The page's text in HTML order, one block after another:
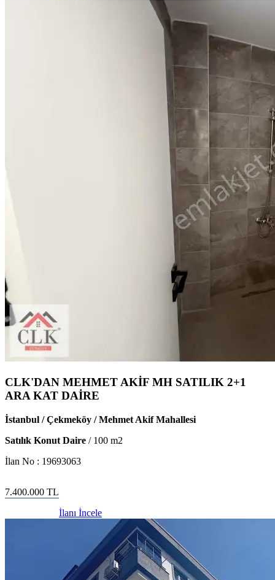
CLK'DAN MEHMET AKİF MH SATILIK 2+1
ARA KAT DAİRE
İstanbul / Çekmeköy / Mehmet Akif Mahallesi
Satılık Konut Daire / 100 m2
İlan No : 19693063
7.400.000 TL
İlanı İncele